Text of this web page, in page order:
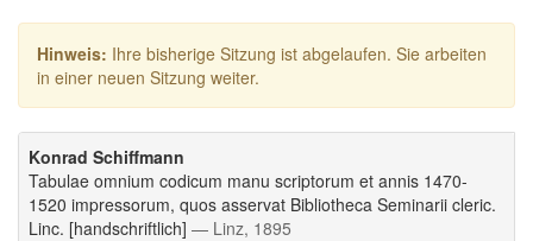
Hinweis: Ihre bisherige Sitzung ist abgelaufen. Sie arbeiten
in einer neuen Sitzung weiter.
Konrad Schiffmann
Tabulae omnium codicum manu scriptorum et annis 1470-
1520 impressorum, quos asservat Bibliotheca Seminarii cleric.
Linc. [handschriftlich] — Linz, 1895